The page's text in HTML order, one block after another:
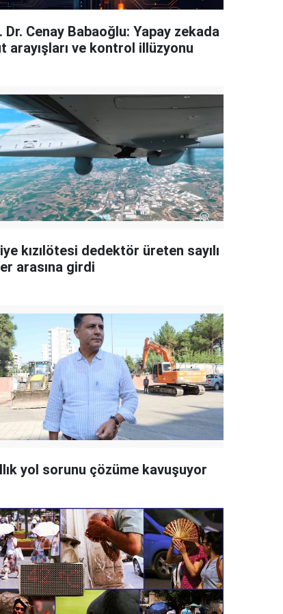
Dr. Cenay Babaoğlu: Yapay zekada
arayışları ve kontrol illüzyonu
kızılötesi dedektör üreten sayılı
arasına girdi
yol sorunu çözüme kavuşuyor